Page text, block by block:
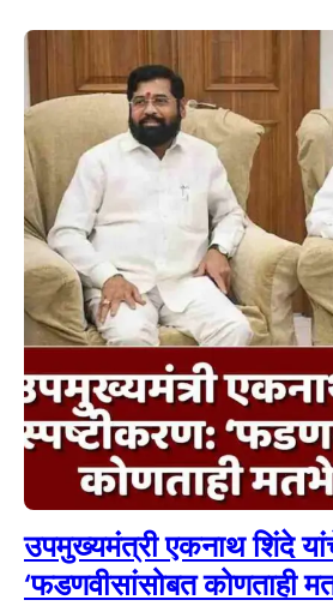
उपमुख्यमंत्री एकनाथ शिंदे
‘फडणवीसांसोबत कोणताही